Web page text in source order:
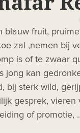
blauw fruit,
zal ,nemen bij
is of te zwaar
jong kan
bij sterk wild,
gesprek, vieren
of promotie,